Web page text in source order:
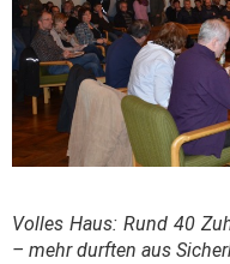
Volles Haus: Rund 40
– mehr durften aus